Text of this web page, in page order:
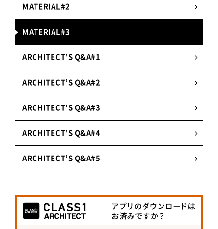
な光を与える。
2. 存在感を抑えた意匠
器具の存在感を抑えて、光の存在だけを感じさせ
ることができる「照明に見えない照明」がコンセ
プト。施工方法は一般的なダウンライトと変わら
ない。
3. 調光・調色タイプも
明るさや色温度を自由に変えられる調光・調色タ
イプにも対応。夕方から夜間はベースの照度や色
温度を落とすなど、オフィスやショップなどの空
間演出にも活躍。
パナソニック株式会社
MATERIAL#2
MATERIAL#3
ARCHITECT’S Q&A#1
ARCHITECT’S Q&A#2
ARCHITECT’S Q&A#3
ARCHITECT’S Q&A#4
ARCHITECT’S Q&A#5